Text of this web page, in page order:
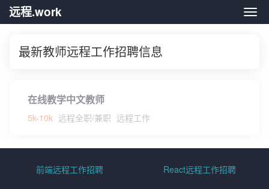
远
远程.work
最新教师远程工作招聘信息
在线教学中文教师
5k-10k 远程全职/兼职 远程工作
前端远程工作招聘 React远程工作招聘